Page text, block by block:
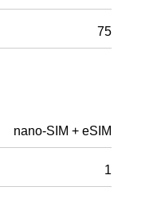
75
nano-SIM + eSIM
1